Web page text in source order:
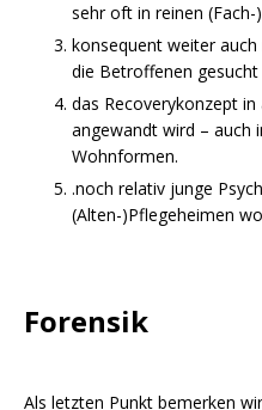
sehr oft in reinen
konsequent weiter
die Betroffenen gesucht
das Recoverykonzept
angewandt wird – auch
Wohnformen.
.noch relativ junge
(Alten-)Pflegeheimen
Forensik
Als letzten Punkt bemerken